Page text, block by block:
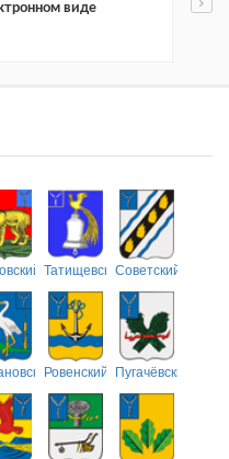
виде
ТатищевскийСоветский
Ровенский Пугачёвский